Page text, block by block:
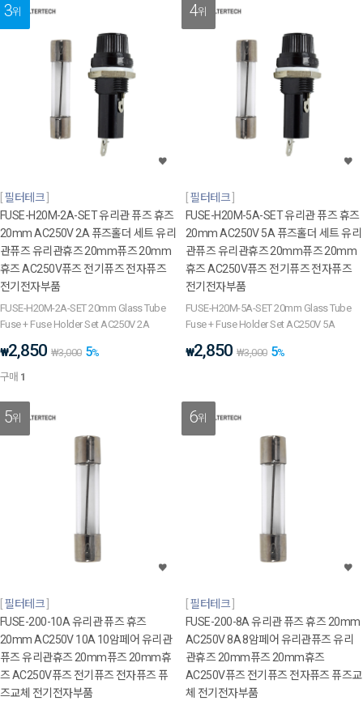
3위
필터테크
FUSE-H20M-2A-SET 유리관 퓨즈 휴즈
20mm AC250V 2A 퓨즈홀더 세트 유리
관퓨즈 유리관휴즈 20mm퓨즈 20mm
휴즈 AC250V퓨즈 전기퓨즈 전자퓨즈
전기전자부품
FUSE-H20M-2A-SET 20mm Glass Tube
Fuse + Fuse Holder Set AC250V 2A
₩2,850 ₩3,000 5%
구매 1
4위
필터테크
FUSE-H20M-5A-SET 유리관 퓨즈 휴즈
20mm AC250V 5A 퓨즈홀더 세트 유리
관퓨즈 유리관휴즈 20mm퓨즈 20mm
휴즈 AC250V퓨즈 전기퓨즈 전자퓨즈
전기전자부품
FUSE-H20M-5A-SET 20mm Glass Tube
Fuse + Fuse Holder Set AC250V 5A
₩2,850 ₩3,000 5%
5위
필터테크
FUSE-200-10A 유리관 퓨즈 휴즈
20mm AC250V 10A 10암페어 유리관
퓨즈 유리관휴즈 20mm퓨즈 20mm휴
즈 AC250V퓨즈 전기퓨즈 전자퓨즈 퓨
즈교체 전기전자부품
6위
필터테크
FUSE-200-8A 유리관 퓨즈 휴즈 20mm
AC250V 8A 8암페어 유리관퓨즈 유리
관휴즈 20mm퓨즈 20mm휴즈
AC250V퓨즈 전기퓨즈 전자퓨즈 퓨즈교
체 전기전자부품